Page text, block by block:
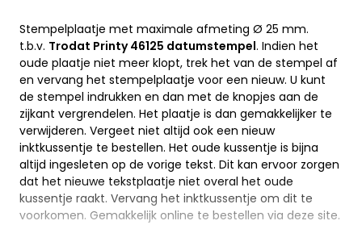
Stempelplaatje met maximale afmeting Ø 25 mm.
t.b.v. Trodat Printy 46125 datumstempel. Indien het
oude plaatje niet meer klopt, trek het van de stempel af
en vervang het stempelplaatje voor een nieuw. U kunt
de stempel indrukken en dan met de knopjes aan de
zijkant vergrendelen. Het plaatje is dan gemakkelijker te
verwijderen. Vergeet niet altijd ook een nieuw
inktkussentje te bestellen. Het oude kussentje is bijna
altijd ingesleten op de vorige tekst. Dit kan ervoor zorgen
dat het nieuwe tekstplaatje niet overal het oude
kussentje raakt. Vervang het inktkussentje om dit te
voorkomen. Gemakkelijk online te bestellen via deze site.